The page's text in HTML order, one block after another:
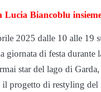
Lucia Biancoblu
2025 dalle 10 alle 19
giornata di festa
star del lago di
progetto di restyling